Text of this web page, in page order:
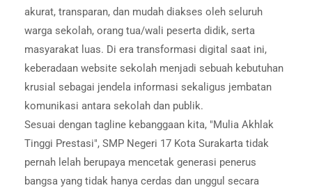
akurat, transparan, dan mudah diakses oleh seluruh
warga sekolah, orang tua/wali peserta didik, serta
masyarakat luas. Di era transformasi digital saat ini,
keberadaan website sekolah menjadi sebuah kebutuhan
krusial sebagai jendela informasi sekaligus jembatan
komunikasi antara sekolah dan publik.
Sesuai dengan tagline kebanggaan kita, "Mulia Akhlak
Tinggi Prestasi", SMP Negeri 17 Kota Surakarta tidak
pernah lelah berupaya mencetak generasi penerus
bangsa yang tidak hanya cerdas dan unggul secara